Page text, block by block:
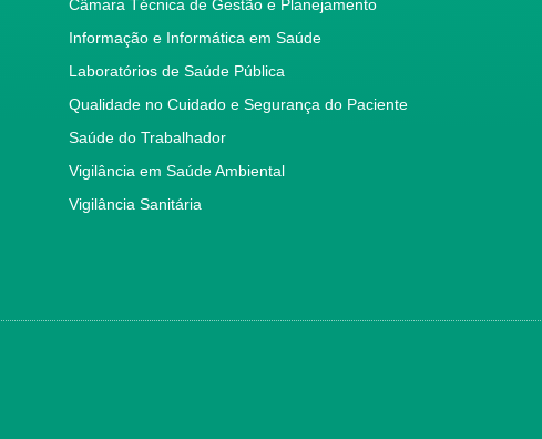
Câmara Técnica de Gestão e Planejamento
Informação e Informática em Saúde
Laboratórios de Saúde Pública
Qualidade no Cuidado e Segurança do Paciente
Saúde do Trabalhador
Vigilância em Saúde Ambiental
Vigilância Sanitária